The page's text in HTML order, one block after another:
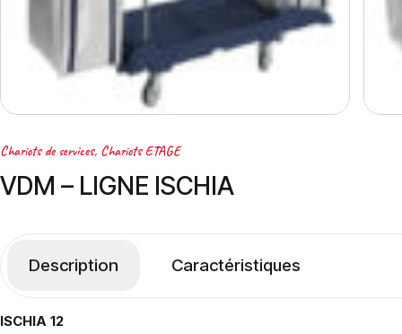
Chariots de services, Chariots ETAGE
VDM – LIGNE ISCHIA
Description Caractéristiques
ISCHIA 12